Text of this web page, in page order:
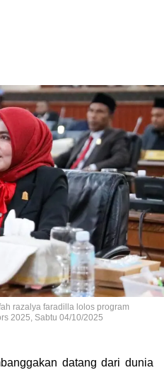
razalya faradilla lolos program
2025, Sabtu 04/10/2025
datang dari dunia